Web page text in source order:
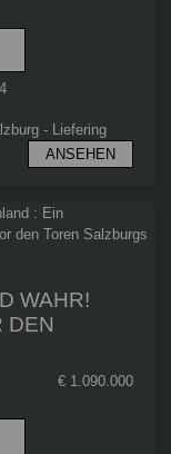
Schlafzimmer
4
- Liefering
ANSEHEN
WAHR!
DEN
€ 1.090.000